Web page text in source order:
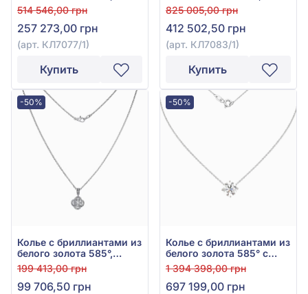
бриллиант 2,17ct, арт.
КЛ7077/1
514 546,00 грн
257 273,00 грн
(арт. КЛ7077/1)
Купить
Бриллиант 3,75ct, арт.
КЛ7083/1
825 005,00 грн
412 502,50 грн
(арт. КЛ7083/1)
Купить
-50%
Колье с бриллиантами из
белого золота 585°,
бриллиант 0,67ct, арт.
КЛ7076/1
199 413,00 грн
99 706,50 грн
-50%
Колье с бриллиантами из
белого золота 585° с
бриллиантом 1,5ct, арт.
П7071-1.5/1S-GIA
1 394 398,00 грн
697 199,00 грн